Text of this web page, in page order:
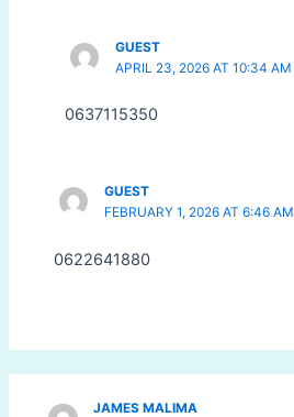
GUEST
APRIL 23, 2026 AT 10:34 AM
0637115350
GUEST
FEBRUARY 1, 2026 AT 6:46 AM
0622641880
JAMES MALIMA